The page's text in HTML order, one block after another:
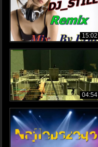
15:02
04:54